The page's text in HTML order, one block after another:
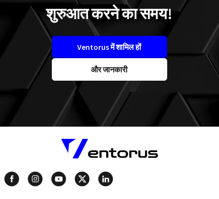
शुरुआत करने का समय!
Ventorus में शामिल हों
और जानकारी